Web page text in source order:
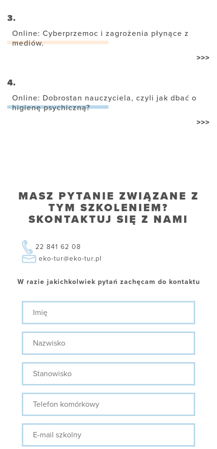
3.
Online: Cyberprzemoc i zagrożenia płynące z
mediów.
>>>
4.
Online: Dobrostan nauczyciela, czyli jak dbać o
higienę psychiczną?
>>>
MASZ PYTANIE ZWIĄZANE Z
TYM SZKOLENIEM?
SKONTAKTUJ SIĘ Z NAMI
22 841 62 08
eko-tur@eko-tur.pl
W razie jakichkolwiek pytań zachęcam do kontaktu
Imię
Nazwisko
Stanowisko
Telefon
komórkowy
E-
mail
szkolny